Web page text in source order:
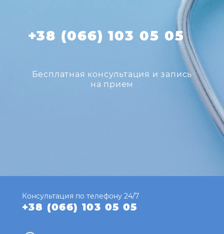
+38 (066) 103 05 05
Бесплатная консультация и запись
на прием
Консультация по телефону 24/7
+38 (066) 103 05 05